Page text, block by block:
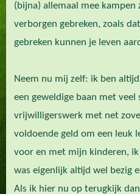
(bijna) allemaal mee kampen
verborgen gebreken, zoals
gebreken kunnen je leven
Neem nu mij zelf: ik ben
een geweldige baan met veel
vrijwilligerswerk met net
voldoende geld om een leuk
voor en met mijn kinderen,
was eigenlijk altijd wel bezig
Als ik hier nu op terugkijk